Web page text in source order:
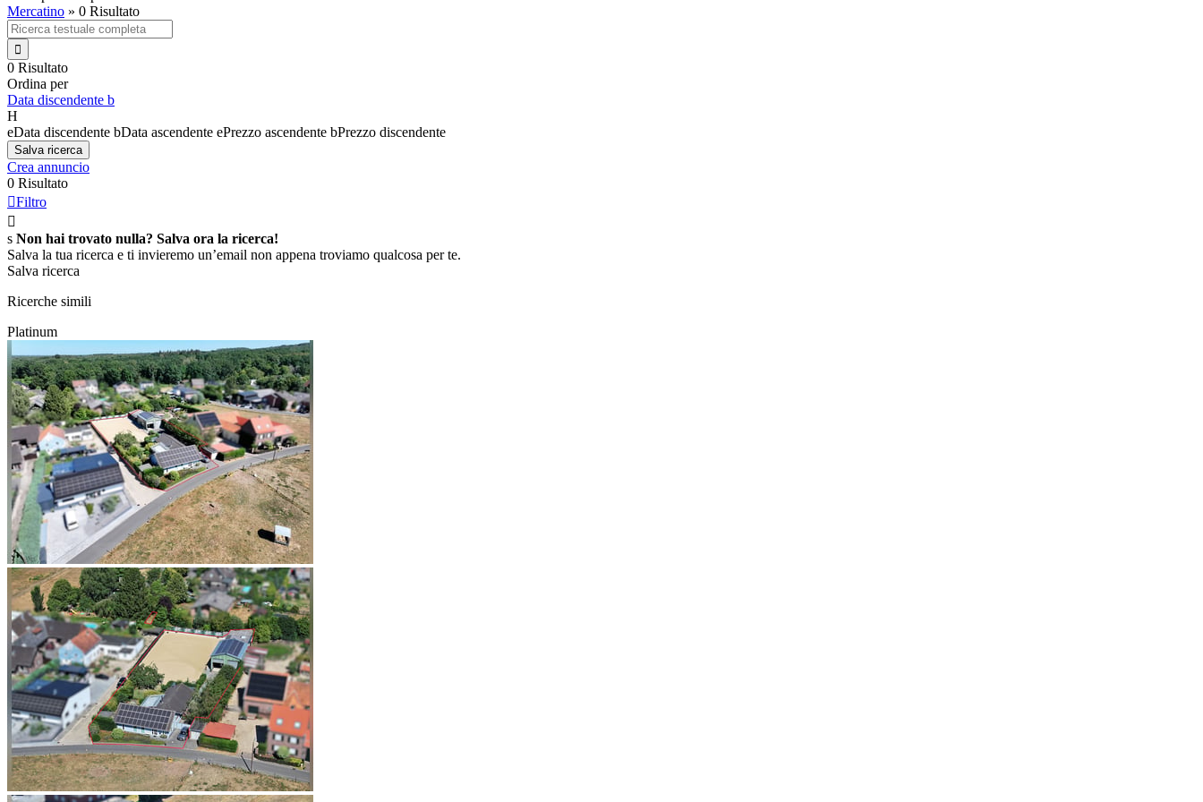
Mercatino » 0 Risultato

0 Risultato
Ordina per
Data discendente b
H
eData discendente bData ascendente ePrezzo ascendente bPrezzo discendente
Salva ricerca
Crea annuncio
0 Risultato
Filtro

s Non hai trovato nulla? Salva ora la ricerca!
Salva la tua ricerca e ti invieremo un’email non appena troviamo qualcosa per te.
Salva ricerca
Ricerche simili
Platinum